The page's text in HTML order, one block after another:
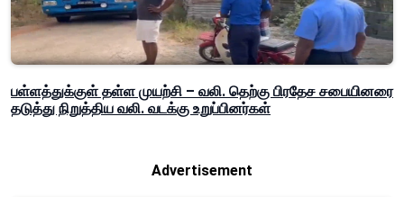
பள்ளத்துக்குள் தள்ள முயற்சி – வலி. தெற்கு பிரதேச சபையினரை
தடுத்து நிறுத்திய வலி. வடக்கு உறுப்பினர்கள்
Advertisement